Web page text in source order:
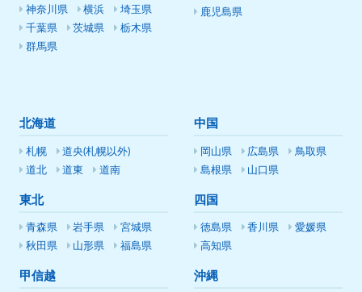
神奈川県 横浜
埼玉県
千葉県
茨城県
栃木県
群馬県
鹿児島県
北海道
札幌
道央(札幌以外)
道北
道東 道南
東北
青森県 岩手県
宮城県
秋田県
山形県 福島県
甲信越
中国
岡山県 広島県
鳥取県
島根県
山口県
四国
徳島県 香川県
愛媛県
高知県
沖縄